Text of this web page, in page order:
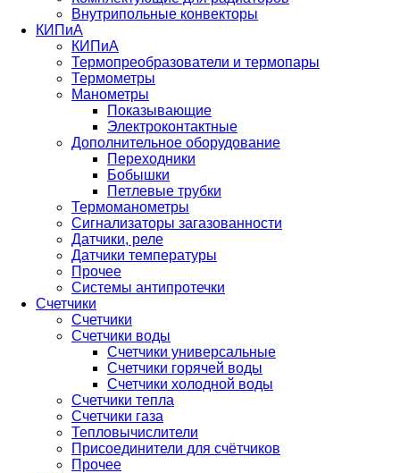
Внутрипольные конвекторы
КИПиА
КИПиА
Термопреобразователи и термопары
Термометры
Манометры
Показывающие
Электроконтактные
Дополнительное оборудование
Переходники
Бобышки
Петлевые трубки
Термоманометры
Сигнализаторы загазованности
Датчики, реле
Датчики температуры
Прочее
Системы антипротечки
Счетчики
Счетчики
Счетчики воды
Счетчики универсальные
Счетчики горячей воды
Счетчики холодной воды
Счетчики тепла
Счетчики газа
Тепловычислители
Присоединители для счётчиков
Прочее